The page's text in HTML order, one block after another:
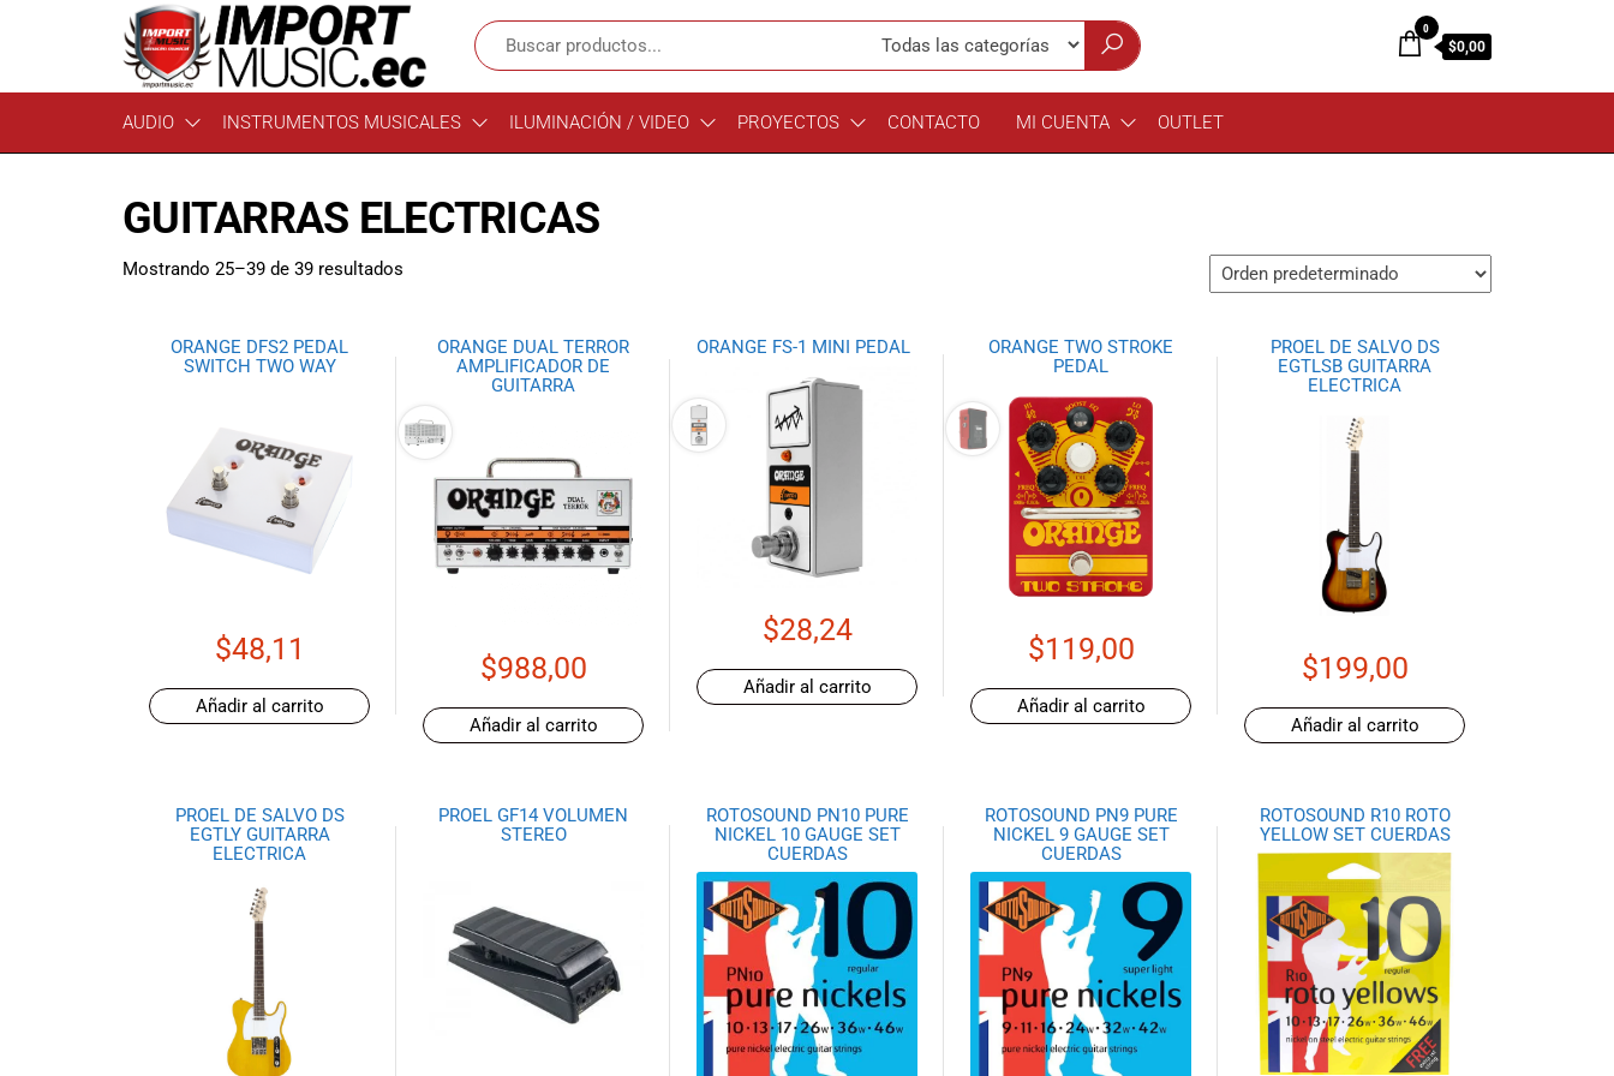
Import
Music
Import Music
Ecuador!
tienda
especializada
en
equipo de
audio e
amantes de la
música.
Ofrecemos una
amplia gama
de productos
guitarras, bajos
y baterías
altavoces.
También
una selección
para satisfacer
0
$0,00
AUDIO INSTRUMENTOS MUSICALES ILUMINACIÓN / VIDEO PROYECTOS CONTACTO MI CUENTA OUTLET
GUITARRAS ELECTRICAS
Mostrando 25–39 de 39 resultados
ORANGE DFS2 PEDAL
SWITCH TWO WAY
$48,11
Añadir al carrito
ORANGE DUAL TERROR
AMPLIFICADOR DE
GUITARRA
$988,00
Añadir al carrito
ORANGE FS-1 MINI PEDAL
$28,24
Añadir al carrito
ORANGE TWO STROKE
PEDAL
$119,00
Añadir al carrito
PROEL DE SALVO DS
EGTLSB GUITARRA
ELECTRICA
$199,00
Añadir al carrito
PROEL DE SALVO DS
EGTLY GUITARRA
ELECTRICA
PROEL GF14 VOLUMEN
STEREO
ROTOSOUND PN10 PURE
NICKEL 10 GAUGE SET
CUERDAS
ROTOSOUND PN9 PURE
NICKEL 9 GAUGE SET
CUERDAS
ROTOSOUND R10 ROTO
YELLOW SET CUERDAS